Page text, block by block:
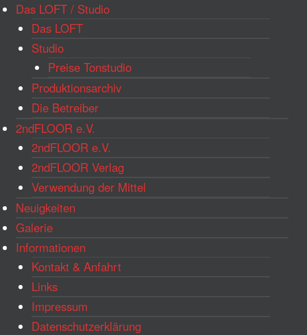
Das LOFT / Studio
Das LOFT
Studio
Preise Tonstudio
Produktionsarchiv
Die Betreiber
2ndFLOOR e.V.
2ndFLOOR e.V.
2ndFLOOR Verlag
Verwendung der Mittel
Neuigkeiten
Galerie
Informationen
Kontakt & Anfahrt
Links
Impressum
Datenschutzerklärung